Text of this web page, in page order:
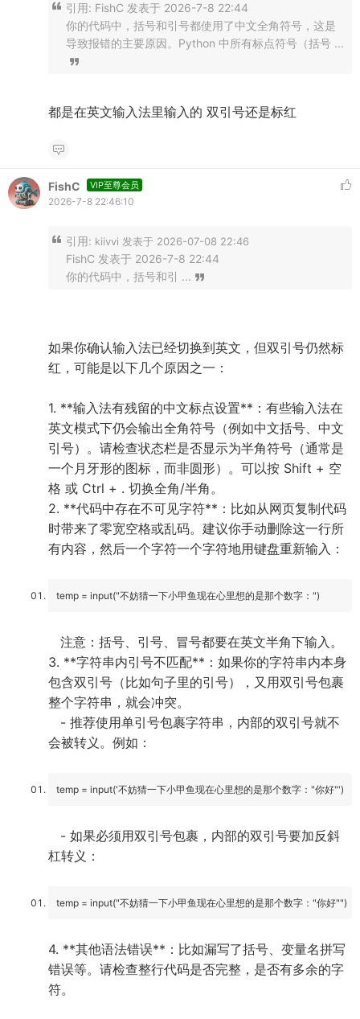
引用: FishC 发表于 2026-7-8 22:44
你的代码中，括号和引号都使用了中文全角符号，这是
导致报错的主要原因。Python 中所有标点符号（括号 ...
都是在英文输入法里输入的 双引号还是标红
FishC VIP至尊会员
2026-7-8 22:46:10
引用: kiivvi 发表于 2026-07-08 22:46
FishC 发表于 2026-7-8 22:44
你的代码中，括号和引 ...
如果你确认输入法已经切换到英文，但双引号仍然标
红，可能是以下几个原因之一：
1. **输入法有残留的中文标点设置**：有些输入法在
英文模式下仍会输出全角符号（例如中文括号、中文
引号）。请检查状态栏是否显示为半角符号（通常是
一个月牙形的图标，而非圆形）。可以按 Shift + 空
格 或 Ctrl + . 切换全角/半角。
2. **代码中存在不可见字符**：比如从网页复制代码
时带来了零宽空格或乱码。建议你手动删除这一行所
有内容，然后一个字符一个字符地用键盘重新输入：
temp = input("不妨猜一下小甲鱼现在心里想的是那个数字：")
注意：括号、引号、冒号都要在英文半角下输入。
3. **字符串内引号不匹配**：如果你的字符串内本身
包含双引号（比如句子里的引号），又用双引号包裹
整个字符串，就会冲突。
- 推荐使用单引号包裹字符串，内部的双引号就不
会被转义。例如：
temp = input('不妨猜一下小甲鱼现在心里想的是那个数字："你好"')
- 如果必须用双引号包裹，内部的双引号要加反斜
杠转义：
temp = input("不妨猜一下小甲鱼现在心里想的是那个数字："你好"")
4. **其他语法错误**：比如漏写了括号、变量名拼写
错误等。请检查整行代码是否完整，是否有多余的字
符。